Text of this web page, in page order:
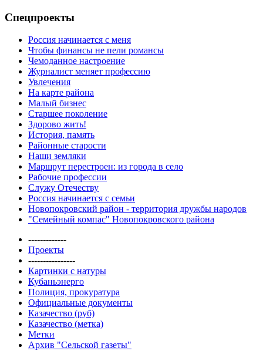
Спецпроекты
Россия начинается с меня
Чтобы финансы не пели романсы
Чемоданное настроение
Журналист меняет профессию
Увлечения
На карте района
Малый бизнес
Старшее поколение
Здорово жить!
История, память
Районные старости
Наши земляки
Маршрут перестроен: из города в село
Рабочие профессии
Служу Отечеству
Россия начинается с семьи
Новопокровский район - территория дружбы народов
"Семейный компас" Новопокровского района
-------------
Проекты
----------------
Картинки с натуры
Кубаньэнерго
Полиция, прокуратура
Официальные документы
Казачество (руб)
Казачество (метка)
Метки
Архив "Сельской газеты"